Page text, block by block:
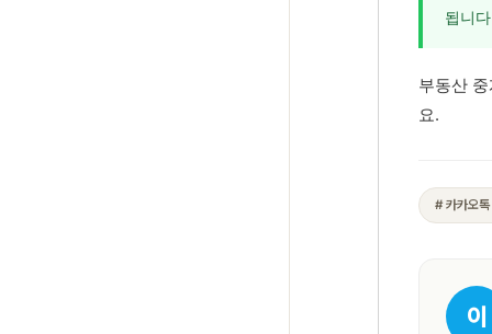
됩니
부동산
요.
# 카카오
이